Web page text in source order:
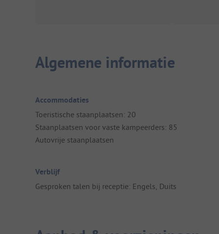
Algemene informatie
Accommodaties
Toeristische staanplaatsen: 20
Staanplaatsen voor vaste kampeerders: 85
Autovrije staanplaatsen
Verblijf
Gesproken talen bij receptie: Engels, Duits